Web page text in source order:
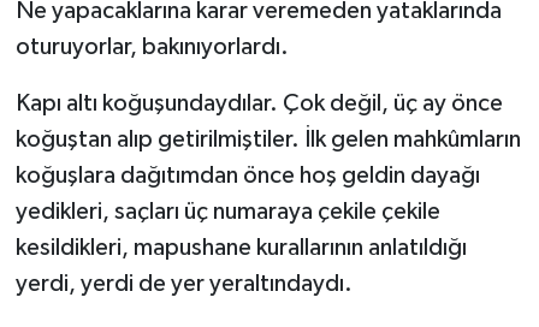
Ne yapacaklarına karar veremeden yataklarında
oturuyorlar, bakınıyorlardı.
Kapı altı koğuşundaydılar. Çok değil, üç ay önce
koğuştan alıp getirilmiştiler. İlk gelen mahkûmların
koğuşlara dağıtımdan önce hoş geldin dayağı
yedikleri, saçları üç numaraya çekile çekile
kesildikleri, mapushane kurallarının anlatıldığı
yerdi, yerdi de yer yeraltındaydı.